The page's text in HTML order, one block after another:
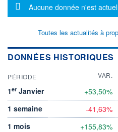
Message d'information
Aucune donnée n'est
Toutes les actualités à
DONNÉES HISTORIQUES
PÉRIODE VAR.
1er Janvier +53,50%
1 semaine
-41,63%
1 mois
+155,83%